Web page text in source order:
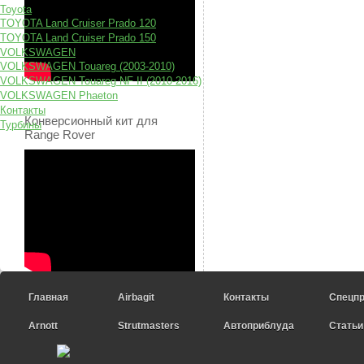
Toyota
TOYOTA Land Cruiser Prado 120
TOYOTA Land Cruiser Prado 150
VOLKSWAGEN
VOLKSWAGEN Touareg (2003-2010)
VOLKSWAGEN Touareg NF II (2010-2016)
VOLKSWAGEN Phaeton
Контакты
ТурбиныКонверсионный кит для
Range Rover
Главная Airbagit Контакты
Arnott Strutmasters Автоприблуда Статьи